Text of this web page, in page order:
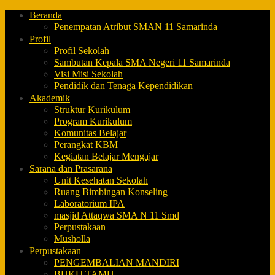
Beranda
Penempatan Atribut SMAN 11 Samarinda
Profil
Profil Sekolah
Sambutan Kepala SMA Negeri 11 Samarinda
Visi Misi Sekolah
Pendidik dan Tenaga Kependidikan
Akademik
Struktur Kurikulum
Program Kurikulum
Komunitas Belajar
Perangkat KBM
Kegiatan Belajar Mengajar
Sarana dan Prasarana
Unit Kesehatan Sekolah
Ruang Bimbingan Konseling
Laboratorium IPA
masjid Attaqwa SMA N 11 Smd
Perpustakaan
Musholla
Perpustakaan
PENGEMBALIAN MANDIRI